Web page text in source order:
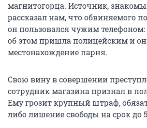
магнитогорца. Источник,
рассказал нам, что обвиняемого
он пользовался чужим
об этом пришла полицейским и
местонахождение парня.
Свою вину в совершении
сотрудник магазина признал в
Ему грозит крупный штраф,
либо лишение свободы на срок до